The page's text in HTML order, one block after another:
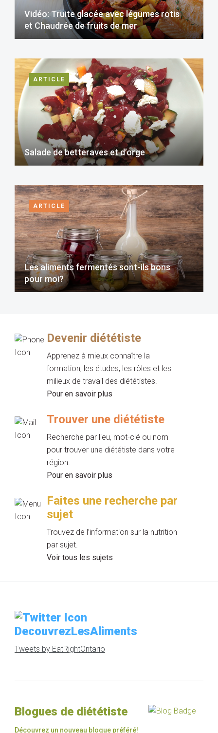
Vidéo: Truite glacée avec légumes rotis
et Chaudrée de fruits de mer
ARTICLE
Salade de betteraves et d’orge
ARTICLE
Les aliments fermentés sont-ils bons
pour moi?
Devenir diététiste
Apprenez à mieux connaître la
formation, les études, les rôles et les
milieux de travail des diététistes.
Pour en savoir plus
Trouver une diététiste
Recherche par lieu, mot-clé ou nom
pour trouver une diététiste dans votre
région.
Pour en savoir plus
Faites une recherche par
sujet
Trouvez de l’information sur la nutrition
par sujet.
Voir tous les sujets
DecouvrezLesAliments
Tweets by EatRightOntario
Blogues de diététiste
Découvrez un nouveau blogue préféré!